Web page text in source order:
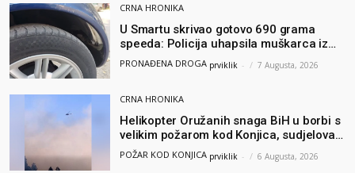
CRNA HRONIKA
U Smartu skrivao gotovo 690 grama
speeda: Policija uhapsila muškarca iz
Hercegovine
PRONAĐENA DROGA prviklik - 7 Augusta, 2026
CRNA HRONIKA
Helikopter Oružanih snaga BiH u borbi s
velikim požarom kod Konjica, sudjelovao
i Air Tractor
POŽAR KOD KONJICA prviklik - 6 Augusta, 2026